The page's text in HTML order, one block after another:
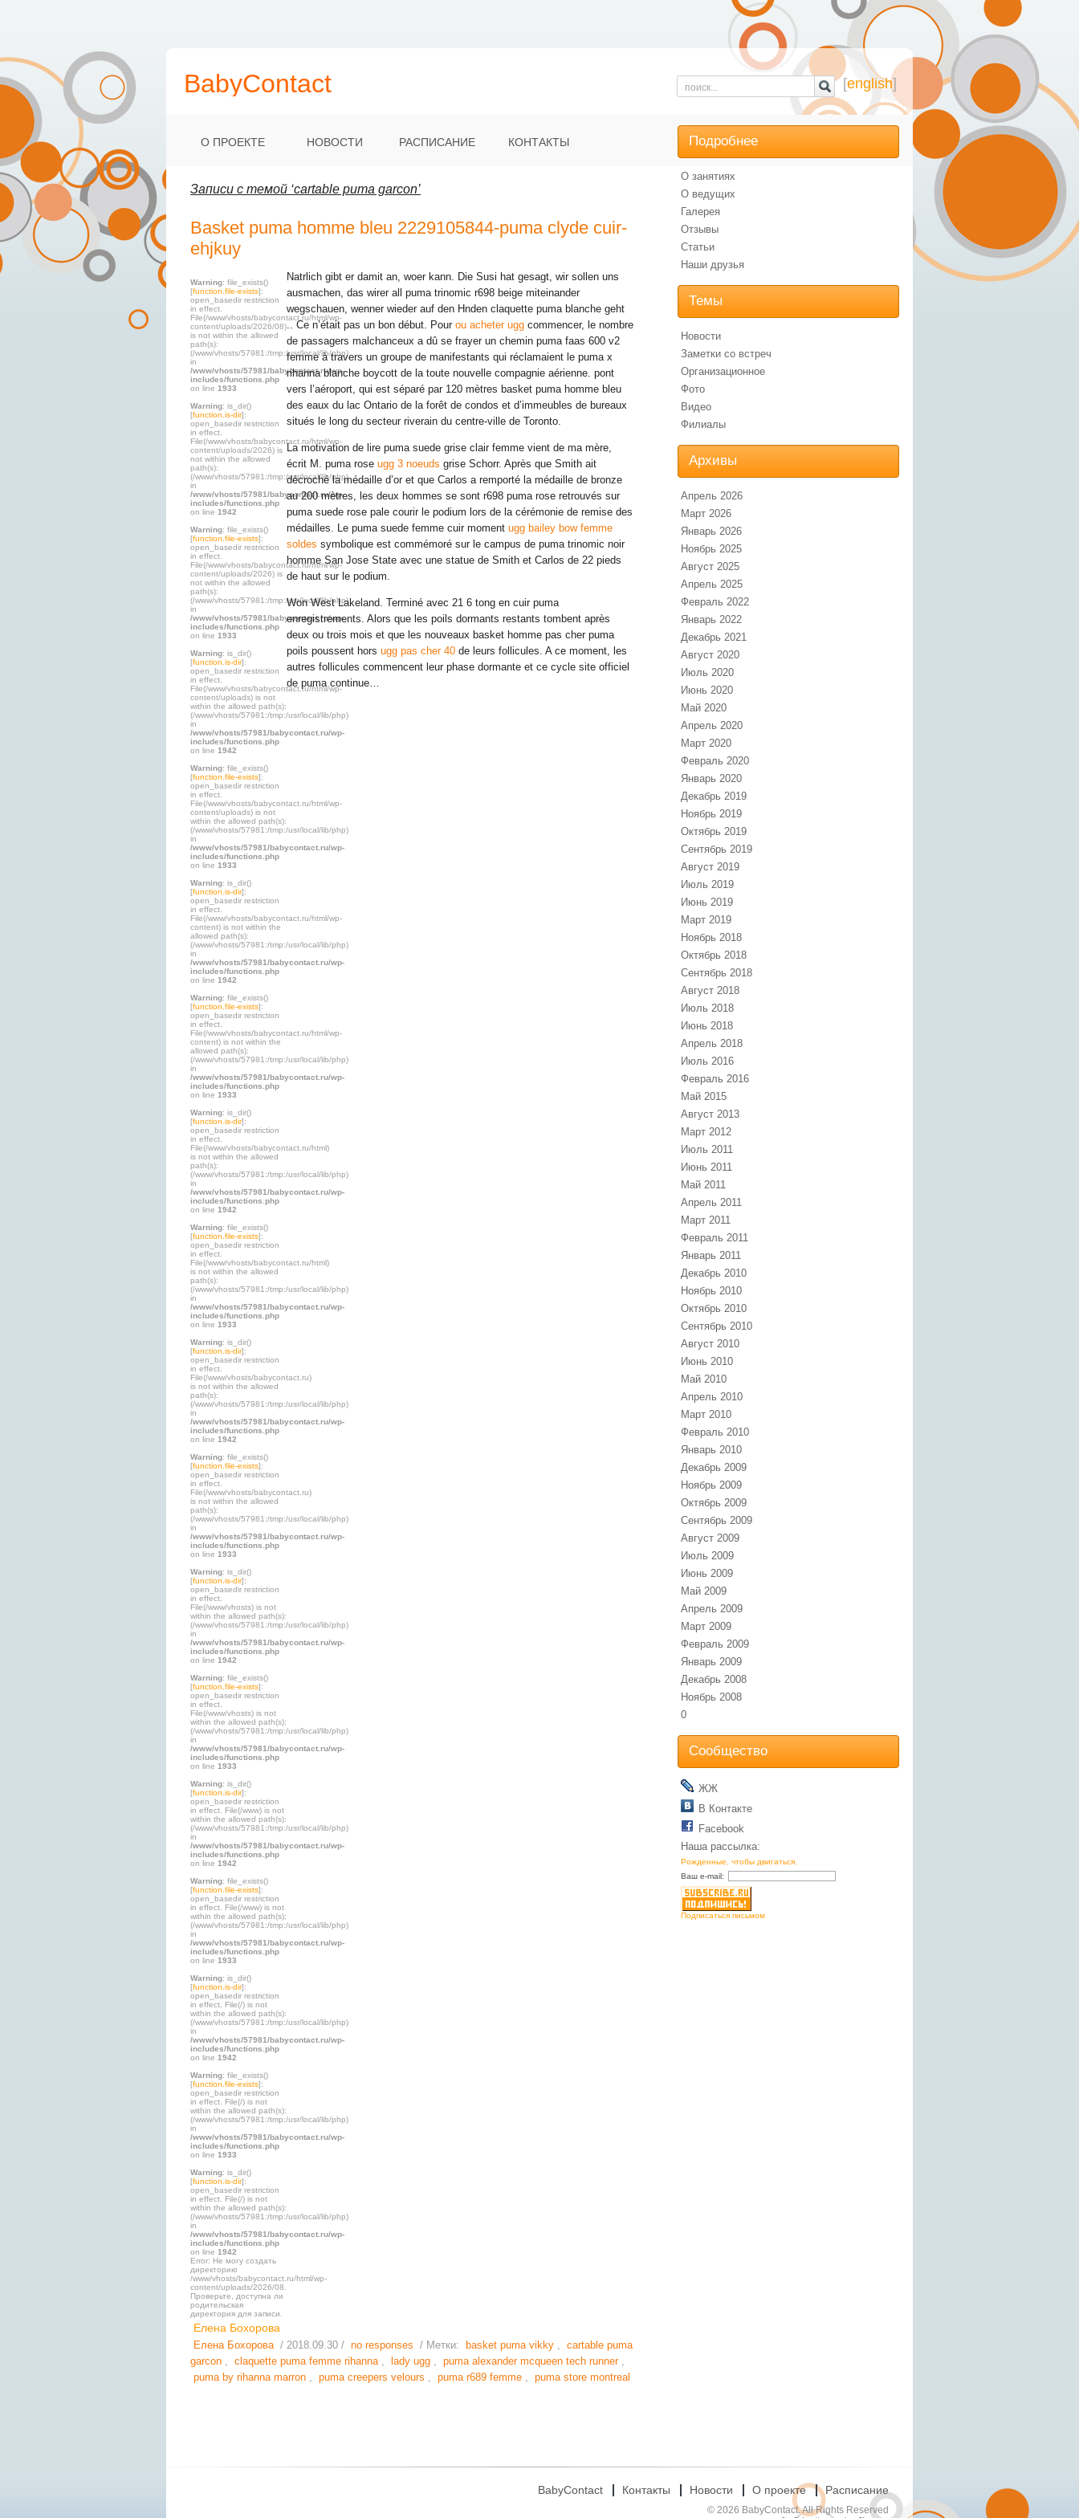
BabyContact [english]
О ПРОЕКТЕ НОВОСТИ РАСПИСАНИЕ КОНТАКТЫ
Записи с темой ‘cartable puma garcon’
Basket puma homme bleu 2229105844-puma clyde cuir-
ehjkuy
Warning: file_exists()
[function.file-exists]:
open_basedir restriction
in effect.
File(/www/vhosts/babycontact.ru/html/wp-
content/uploads/2026/08)
is not within the allowed
path(s):
(/www/vhosts/57981:/tmp:/usr/local/lib/php)
in
/www/vhosts/57981/babycontact.ru/wp-
includes/functions.php
on line 1933
Warning: is_dir()
[function.is-dir]:
open_basedir restriction
in effect.
File(/www/vhosts/babycontact.ru/html/wp-
content/uploads/2026) is
not within the allowed
path(s):
(/www/vhosts/57981:/tmp:/usr/local/lib/php)
in
/www/vhosts/57981/babycontact.ru/wp-
includes/functions.php
on line 1942
Warning: file_exists()
[function.file-exists]:
open_basedir restriction
in effect.
File(/www/vhosts/babycontact.ru/html/wp-
content/uploads/2026) is
not within the allowed
path(s):
(/www/vhosts/57981:/tmp:/usr/local/lib/php)
in
/www/vhosts/57981/babycontact.ru/wp-
includes/functions.php
on line 1933
Warning: is_dir()
[function.is-dir]:
open_basedir restriction
in effect.
File(/www/vhosts/babycontact.ru/html/wp-
content/uploads) is not
within the allowed path(s):
(/www/vhosts/57981:/tmp:/usr/local/lib/php)
in
/www/vhosts/57981/babycontact.ru/wp-
includes/functions.php
on line 1942
Warning: file_exists()
[function.file-exists]:
open_basedir restriction
in effect.
File(/www/vhosts/babycontact.ru/html/wp-
content/uploads) is not
within the allowed path(s):
(/www/vhosts/57981:/tmp:/usr/local/lib/php)
in
/www/vhosts/57981/babycontact.ru/wp-
includes/functions.php
on line 1933
Warning: is_dir()
[function.is-dir]:
open_basedir restriction
in effect.
File(/www/vhosts/babycontact.ru/html/wp-
content) is not within the
allowed path(s):
(/www/vhosts/57981:/tmp:/usr/local/lib/php)
in
/www/vhosts/57981/babycontact.ru/wp-
includes/functions.php
on line 1942
Warning: file_exists()
[function.file-exists]:
open_basedir restriction
in effect.
File(/www/vhosts/babycontact.ru/html/wp-
content) is not within the
allowed path(s):
(/www/vhosts/57981:/tmp:/usr/local/lib/php)
in
/www/vhosts/57981/babycontact.ru/wp-
includes/functions.php
on line 1933
Warning: is_dir()
[function.is-dir]:
open_basedir restriction
in effect.
File(/www/vhosts/babycontact.ru/html)
is not within the allowed
path(s):
(/www/vhosts/57981:/tmp:/usr/local/lib/php)
in
/www/vhosts/57981/babycontact.ru/wp-
includes/functions.php
on line 1942
Warning: file_exists()
[function.file-exists]:
open_basedir restriction
in effect.
File(/www/vhosts/babycontact.ru/html)
is not within the allowed
path(s):
(/www/vhosts/57981:/tmp:/usr/local/lib/php)
in
/www/vhosts/57981/babycontact.ru/wp-
includes/functions.php
on line 1933
Warning: is_dir()
[function.is-dir]:
open_basedir restriction
in effect.
File(/www/vhosts/babycontact.ru)
is not within the allowed
path(s):
(/www/vhosts/57981:/tmp:/usr/local/lib/php)
in
/www/vhosts/57981/babycontact.ru/wp-
includes/functions.php
on line 1942
Warning: file_exists()
[function.file-exists]:
open_basedir restriction
in effect.
File(/www/vhosts/babycontact.ru)
is not within the allowed
path(s):
(/www/vhosts/57981:/tmp:/usr/local/lib/php)
in
/www/vhosts/57981/babycontact.ru/wp-
includes/functions.php
on line 1933
Warning: is_dir()
[function.is-dir]:
open_basedir restriction
in effect.
File(/www/vhosts) is not
within the allowed path(s):
(/www/vhosts/57981:/tmp:/usr/local/lib/php)
in
/www/vhosts/57981/babycontact.ru/wp-
includes/functions.php
on line 1942
Warning: file_exists()
[function.file-exists]:
open_basedir restriction
in effect.
File(/www/vhosts) is not
within the allowed path(s):
(/www/vhosts/57981:/tmp:/usr/local/lib/php)
in
/www/vhosts/57981/babycontact.ru/wp-
includes/functions.php
on line 1933
Warning: is_dir()
[function.is-dir]:
open_basedir restriction
in effect. File(/www) is not
within the allowed path(s):
(/www/vhosts/57981:/tmp:/usr/local/lib/php)
in
/www/vhosts/57981/babycontact.ru/wp-
includes/functions.php
on line 1942
Warning: file_exists()
[function.file-exists]:
open_basedir restriction
in effect. File(/www) is not
within the allowed path(s):
(/www/vhosts/57981:/tmp:/usr/local/lib/php)
in
/www/vhosts/57981/babycontact.ru/wp-
includes/functions.php
on line 1933
Warning: is_dir()
[function.is-dir]:
open_basedir restriction
in effect. File(/) is not
within the allowed path(s):
(/www/vhosts/57981:/tmp:/usr/local/lib/php)
in
/www/vhosts/57981/babycontact.ru/wp-
includes/functions.php
on line 1942
Warning: file_exists()
[function.file-exists]:
open_basedir restriction
in effect. File(/) is not
within the allowed path(s):
(/www/vhosts/57981:/tmp:/usr/local/lib/php)
in
/www/vhosts/57981/babycontact.ru/wp-
includes/functions.php
on line 1933
Warning: is_dir()
[function.is-dir]:
open_basedir restriction
in effect. File(/) is not
within the allowed path(s):
(/www/vhosts/57981:/tmp:/usr/local/lib/php)
in
/www/vhosts/57981/babycontact.ru/wp-
includes/functions.php
on line 1942
Error: Не могу создать
директорию
/www/vhosts/babycontact.ru/html/wp-
content/uploads/2026/08.
Проверьте, доступна ли
родительская
директория для записи.
Елена Бохорова
Natrlich gibt er damit an, woer kann. Die Susi hat gesagt, wir sollen uns
ausmachen, das wirer all puma trinomic r698 beige miteinander
wegschauen, wenner wieder auf den Hnden claquette puma blanche geht
.. Ce n’était pas un bon début. Pour ou acheter ugg commencer, le nombre
de passagers malchanceux a dû se frayer un chemin puma faas 600 v2
femme à travers un groupe de manifestants qui réclamaient le puma x
rihanna blanche boycott de la toute nouvelle compagnie aérienne. pont
vers l’aéroport, qui est séparé par 120 mètres basket puma homme bleu
des eaux du lac Ontario de la forêt de condos et d’immeubles de bureaux
situés le long du secteur riverain du centre-ville de Toronto.
La motivation de lire puma suede grise clair femme vient de ma mère,
écrit M. puma rose ugg 3 noeuds grise Schorr. Après que Smith ait
décroché la médaille d’or et que Carlos a remporté la médaille de bronze
au 200 mètres, les deux hommes se sont r698 puma rose retrouvés sur
puma suede rose pale courir le podium lors de la cérémonie de remise des
médailles. Le puma suede femme cuir moment ugg bailey bow femme
soldes symbolique est commémoré sur le campus de puma trinomic noir
homme San Jose State avec une statue de Smith et Carlos de 22 pieds
de haut sur le podium.
Won West Lakeland. Terminé avec 21 6 tong en cuir puma
enregistrements. Alors que les poils dormants restants tombent après
deux ou trois mois et que les nouveaux basket homme pas cher puma
poils poussent hors ugg pas cher 40 de leurs follicules. A ce moment, les
autres follicules commencent leur phase dormante et ce cycle site officiel
de puma continue…
Елена Бохорова / 2018.09.30 / no responses / Метки: basket puma vikky , cartable puma
garcon , claquette puma femme rihanna , lady ugg , puma alexander mcqueen tech runner ,
puma by rihanna marron , puma creepers velours , puma r689 femme , puma store montreal
Подробнее
О занятиях
О ведущих
Галерея
Отзывы
Статьи
Наши друзья
Темы
Новости
Заметки со встреч
Организационное
Фото
Видео
Филиалы
Архивы
Апрель 2026
Март 2026
Январь 2026
Ноябрь 2025
Август 2025
Апрель 2025
Февраль 2022
Январь 2022
Декабрь 2021
Август 2020
Июль 2020
Июнь 2020
Май 2020
Апрель 2020
Март 2020
Февраль 2020
Январь 2020
Декабрь 2019
Ноябрь 2019
Октябрь 2019
Сентябрь 2019
Август 2019
Июль 2019
Июнь 2019
Март 2019
Ноябрь 2018
Октябрь 2018
Сентябрь 2018
Август 2018
Июль 2018
Июнь 2018
Апрель 2018
Июль 2016
Февраль 2016
Май 2015
Август 2013
Март 2012
Июль 2011
Июнь 2011
Май 2011
Апрель 2011
Март 2011
Февраль 2011
Январь 2011
Декабрь 2010
Ноябрь 2010
Октябрь 2010
Сентябрь 2010
Август 2010
Июнь 2010
Май 2010
Апрель 2010
Март 2010
Февраль 2010
Январь 2010
Декабрь 2009
Ноябрь 2009
Октябрь 2009
Сентябрь 2009
Август 2009
Июль 2009
Июнь 2009
Май 2009
Апрель 2009
Март 2009
Февраль 2009
Январь 2009
Декабрь 2008
Ноябрь 2008
0
Сообщество
ЖЖ
В Контакте
Facebook
Наша рассылка:
Рожденные, чтобы двигаться.
Ваш e-mail:
Подписаться письмом
BabyContact Контакты Новости О проекте Расписание
© 2026 BabyContact. All Rights Reserved